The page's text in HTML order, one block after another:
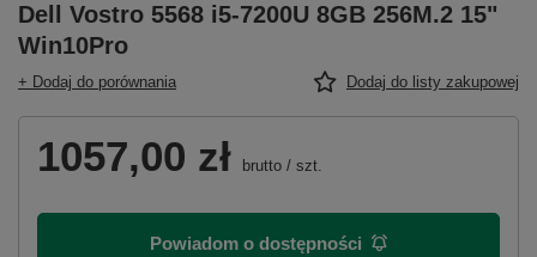
Dell Vostro 5568 i5-7200U 8GB 256M.2 15"
Win10Pro
+ Dodaj do porównania Dodaj do listy zakupowej
1057,00 zł brutto / szt.
Powiadom o dostępności